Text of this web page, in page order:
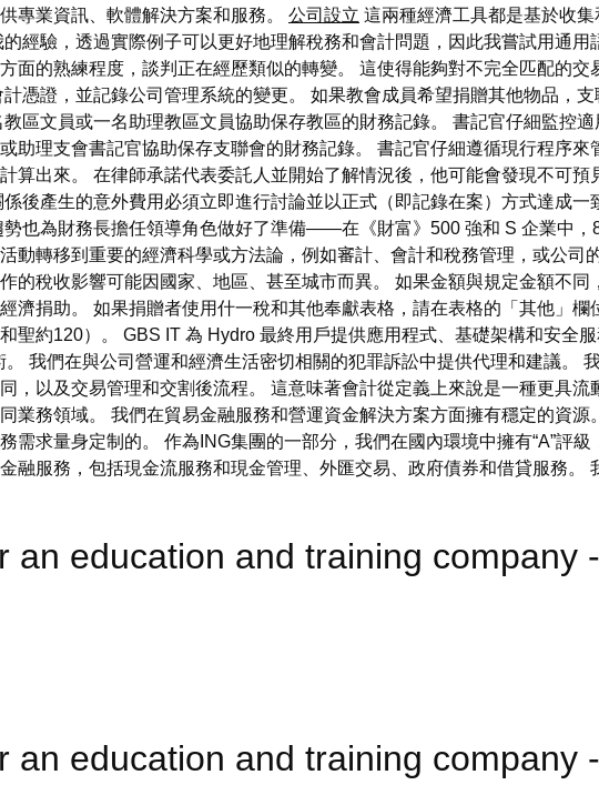
專業資訊、軟體解決方案和服務。 公司設立 這兩種經濟工具都是基於收
經驗，透過實際例子可以更好地理解稅務和會計問題，因此我嘗試用通
面的熟練程度，談判正在經歷類似的轉變。 這使得能夠對不完全匹配的
憑證，並記錄公司管理系統的變更。 如果教會成員希望捐贈其他物品，
區文員或一名助理教區文員協助保存教區的財務記錄。 書記官仔細監控
助理支會書記官協助保存支聯會的財務記錄。 書記官仔細遵循現行程序來
算出來。 在律師承諾代表委託人並開始了解情況後，他可能會發現不可預
後產生的意外費用必須立即進行討論並以正式（即記錄在案）方式達成
也為財務長擔任領導角色做好了準備——在《財富》500 強和 S 企業中
動轉移到重要的經濟科學或方法論，例如審計、會計和稅務管理，或公司
的稅收影響可能因國家、地區、甚至城市而異。 如果金額與規定金額不
濟捐助。 如果捐贈者使用什一稅和其他奉獻表格，請在表格的「其他」
聖約120）。 GBS IT 為 Hydro 最終用戶提供應用程式、基礎架構和安全
我們在與公司營運和經濟生活密切相關的犯罪訴訟中提供代理和建議。
，以及交易管理和交割後流程。 這意味著會計從定義上來說是一種更具
業務領域。 我們在貿易金融服務和營運資金解決方案方面擁有穩定的資源
需求量身定制的。 作為ING集團的一部分，我們在國內環境中擁有“A”評級
融服務，包括現金流服務和現金管理、外匯交易、政府債券和借貸服務。
an education and training company
an education and training company